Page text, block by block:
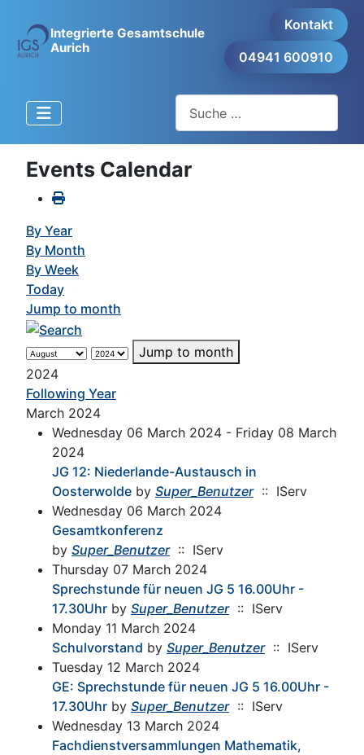
Integrierte Gesamtschule
Aurich
Kontakt
04941 600910
Events Calendar
By Year
By Month
By Week
Today
Jump to month
Jump to month
2024
Following Year
March 2024
Wednesday 06 March 2024 - Friday 08 March
2024
JG 12: Niederlande-Austausch in
Oosterwolde by Super_Benutzer:: IServ
Wednesday 06 March 2024
Gesamtkonferenz
by Super_Benutzer:: IServ
Thursday 07 March 2024
Sprechstunde für neuen JG 5 16.00Uhr -
17.30Uhr by Super_Benutzer:: IServ
Monday 11 March 2024
Schulvorstand by Super_Benutzer:: IServ
Tuesday 12 March 2024
GE: Sprechstunde für neuen JG 5 16.00Uhr -
17.30Uhr by Super_Benutzer:: IServ
Wednesday 13 March 2024
Fachdienstversammlungen Mathematik,